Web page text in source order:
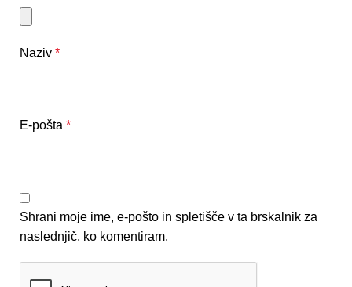
Naziv *
E-pošta *
Shrani moje ime, e-pošto in spletišče v ta brskalnik za
naslednjič, ko komentiram.